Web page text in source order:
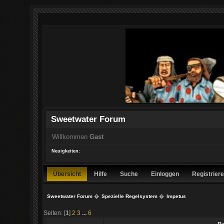
Sweetwater Forum
Willkommen Gast
Neuigkeiten:
Übersicht Hilfe Suche Einloggen
Sweetwater Forum� Spezielle Regelsystem� Impetus
Seiten: [1]2 3 ...6